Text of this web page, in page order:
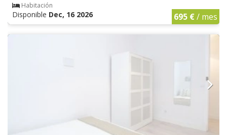
Habitación
Disponible Dec, 16 2026 695 €/ mes